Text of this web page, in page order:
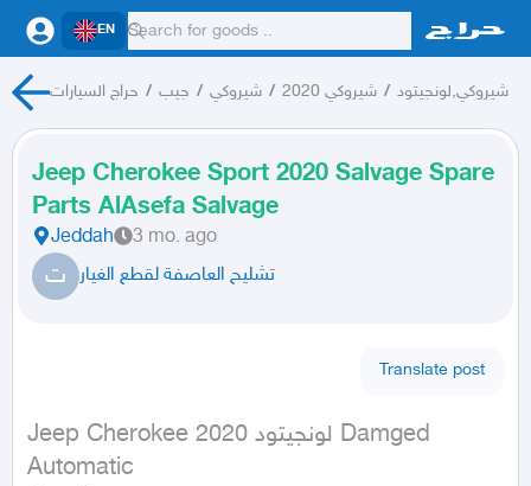
EN
حراج السيارات / جيب / شيروكي / شيروكي 2020 / شيروكي,لونجيتود
Jeep Cherokee Sport 2020 Salvage Spare
Parts AlAsefa Salvage
Jeddah 3 mo. ago
ت تشليح العاصفة لقطع الغيار
Translate post
Jeep Cherokee لونجيتود 2020 Damged
Automatic